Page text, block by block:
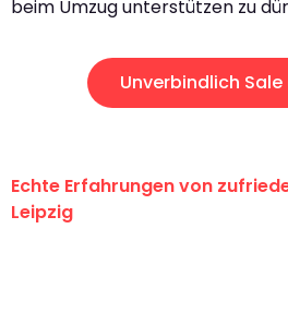
beim Umzug unterstützen zu
Unverbindlich
Echte Erfahrungen von
Leipzig